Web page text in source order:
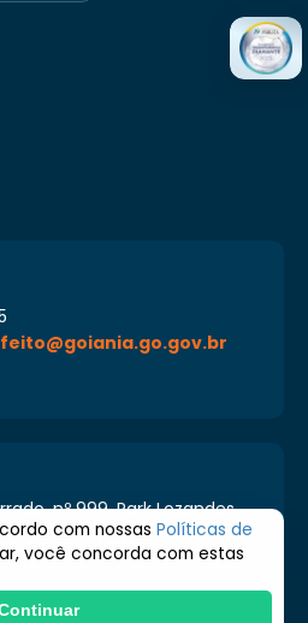
nº 999, Park Lozandes,
CEP: 74884-092
8h às 17h
com nossas Políticas de
você concorda com estas